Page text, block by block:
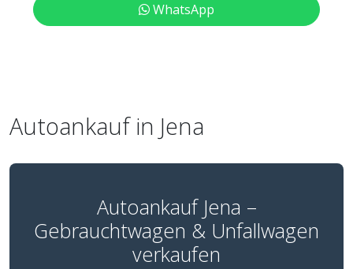
WhatsApp
Autoankauf in Jena
Autoankauf Jena –
Gebrauchtwagen & Unfallwagen
verkaufen